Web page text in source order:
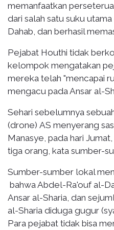
memanfaatkan
dari salah satu suku
Dahab, dan berhasil
Pejabat Houthi tidak
kelompok mengatakan
mereka telah "mencapai
mengacu pada Ansar al-
Sehari sebelumnya
(drone) AS menyerang
Manasye, pada hari
tiga orang, kata sumber-
Sumber-sumber lokal
bahwa Abdel-Ra'ouf al-
Ansar al-Sharia, dan
al-Sharia diduga gugur
Para pejabat tidak bisa